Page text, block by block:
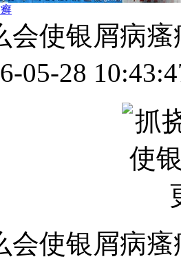
会使银屑病
05-28
会使银屑病